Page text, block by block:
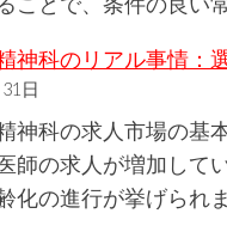
神科のリアル事情：
日
神科の求人市場の基
師の求人が増加して
化の進行が挙げられ